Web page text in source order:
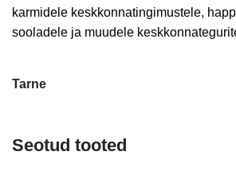
karmidele keskkonnatingimustele,
sooladele ja muudele
Tarne
Seotud tooted